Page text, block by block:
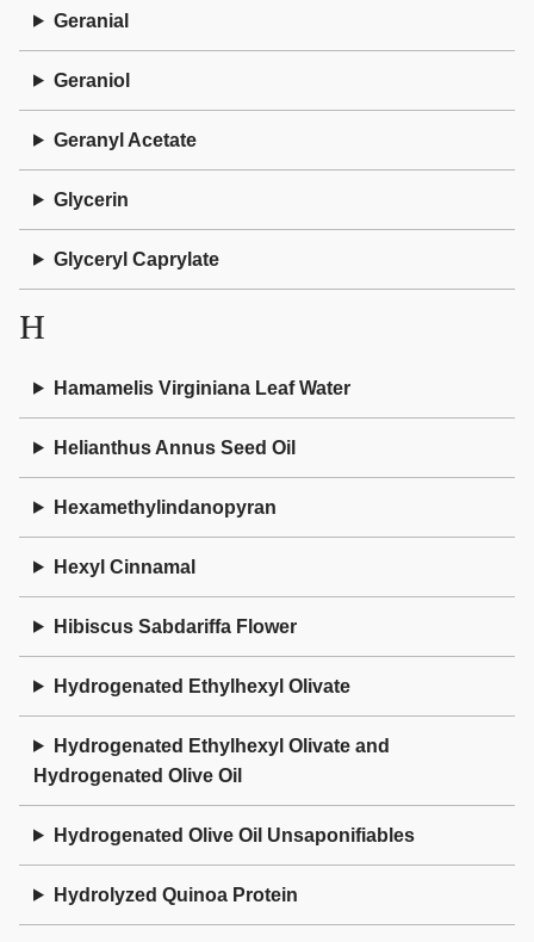
Geranial
Geraniol
Geranyl Acetate
Glycerin
Glyceryl Caprylate
H
Hamamelis Virginiana Leaf Water
Helianthus Annus Seed Oil
Hexamethylindanopyran
Hexyl Cinnamal
Hibiscus Sabdariffa Flower
Hydrogenated Ethylhexyl Olivate
Hydrogenated Ethylhexyl Olivate and
Hydrogenated Olive Oil
Hydrogenated Olive Oil Unsaponifiables
Hydrolyzed Quinoa Protein